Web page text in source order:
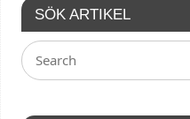
SÖK ARTIKEL